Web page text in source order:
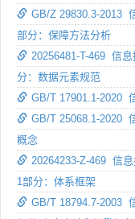
GB/Z 29830.3-2013
部分：保障方法分析
20256481-T-469 信
分：数据元素规范
GB/T 17901.1-2020
GB/T 25068.1-2020
概念
20264233-Z-469 信
1部分：体系框架
GB/T 18794.7-2003